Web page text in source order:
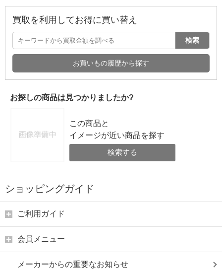
買取を利用してお得に買い替え
検索
お買いもの履歴から探す
お探しの商品は見つかりましたか?
この商品と
イメージが近い商品を探す
検索する
ショッピングガイド
ご利用ガイド
会員メニュー
メーカーからの重要なお知らせ